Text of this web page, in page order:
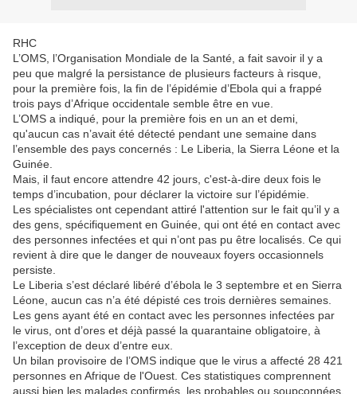
RHC
L’OMS, l’Organisation Mondiale de la Santé, a fait savoir il y a
peu que malgré la persistance de plusieurs facteurs à risque,
pour la première fois, la fin de l’épidémie d’Ebola qui a frappé
trois pays d’Afrique occidentale semble être en vue.
L’OMS a indiqué, pour la première fois en un an et demi,
qu'aucun cas n’avait été détecté pendant une semaine dans
l’ensemble des pays concernés : Le Liberia, la Sierra Léone et la
Guinée.
Mais, il faut encore attendre 42 jours, c'est-à-dire deux fois le
temps d’incubation, pour déclarer la victoire sur l’épidémie.
Les spécialistes ont cependant attiré l'attention sur le fait qu’il y a
des gens, spécifiquement en Guinée, qui ont été en contact avec
des personnes infectées et qui n’ont pas pu être localisés. Ce qui
revient à dire que le danger de nouveaux foyers occasionnels
persiste.
Le Liberia s’est déclaré libéré d’ébola le 3 septembre et en Sierra
Léone, aucun cas n’a été dépisté ces trois dernières semaines.
Les gens ayant été en contact avec les personnes infectées par
le virus, ont d’ores et déjà passé la quarantaine obligatoire, à
l’exception de deux d’entre eux.
Un bilan provisoire de l’OMS indique que le virus a affecté 28 421
personnes en Afrique de l'Ouest. Ces statistiques comprennent
aussi bien les malades confirmés, les probables ou soupçonnées,